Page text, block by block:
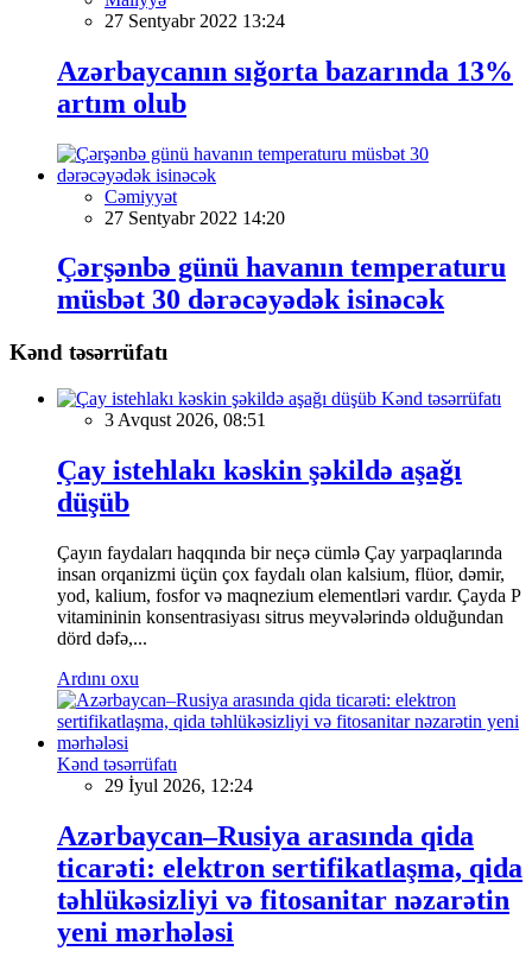
27 Sentyabr 2022 13:24
Azərbaycanın sığorta bazarında 13%
artım olub
Cəmiyyət
27 Sentyabr 2022 14:20
Çərşənbə günü havanın temperaturu
müsbət 30 dərəcəyədək isinəcək
Kənd təsərrüfatı
Kənd təsərrüfatı
3 Avqust 2026, 08:51
Çay istehlakı kəskin şəkildə aşağı
düşüb
Çayın faydaları haqqında bir neçə cümlə Çay yarpaqlarında
insan orqanizmi üçün çox faydalı olan kalsium, flüor, dəmir,
yod, kalium, fosfor və maqnezium elementləri vardır. Çayda P
vitamininin konsentrasiyası sitrus meyvələrində olduğundan
dörd dəfə,...
Ardını oxu
Kənd təsərrüfatı
29 İyul 2026, 12:24
Azərbaycan–Rusiya arasında qida
ticarəti: elektron sertifikatlaşma, qida
təhlükəsizliyi və fitosanitar nəzarətin
yeni mərhələsi